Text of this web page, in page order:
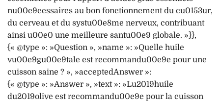
nu00e9cessaires au bon fonctionnement du cu0153ur,
du cerveau et du systu00e8me nerveux, contribuant
ainsi u00e0 une meilleure santu00e9 globale. »}},
{« @type »: »Question », »name »: »Quelle huile
vu00e9gu00e9tale est recommandu00e9e pour une
cuisson saine ? », »acceptedAnswer »:
{« @type »: »Answer », »text »: »Lu2019huile
du2019olive est recommandu00e9e pour la cuisson